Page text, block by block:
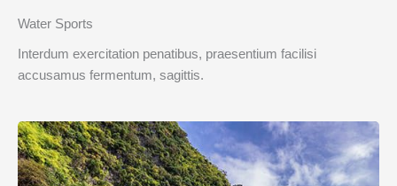
Water Sports
Interdum exercitation penatibus, praesentium facilisi
accusamus fermentum, sagittis.